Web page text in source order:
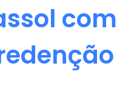
com